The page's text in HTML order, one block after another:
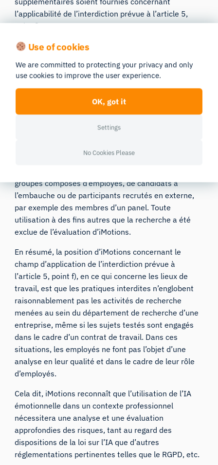
l’applicabilité de l’interdiction prévue à l’article 5,
point f).
Interdiction sur le lieu de travail
iMotions a analysé et évalué la portée de
l’interdiction des systèmes de reconnaissance des
émotions dans le milieu professionnel, dans la
mesure où ses clients issus du monde de l’entreprise
et du milieu universitaire pourraient être concernés.
Étant donné que les produits d’iMotions sont
groupes composés d’employés, de candidats à
l’embauche ou de participants recrutés en externe,
par exemple des membres d’un panel. Toute
utilisation à des fins autres que la recherche a été
exclue de l’évaluation d’iMotions.
En résumé, la position d’iMotions concernant le
champ d’application de l’interdiction prévue à
l’article 5, point f), en ce qui concerne les lieux de
travail, est que les pratiques interdites n’englobent
raisonnablement pas les activités de recherche
menées au sein du département de recherche d’une
entreprise, même si les sujets testés sont engagés
dans le cadre d’un contrat de travail. Dans ces
situations, les employés ne font pas l’objet d’une
analyse en leur qualité et dans le cadre de leur rôle
d’employés.
Cela dit, iMotions reconnaît que l’utilisation de l’IA
émotionnelle dans un contexte professionnel
nécessitera une analyse et une évaluation
approfondies des risques, tant au regard des
dispositions de la loi sur l’IA que d’autres
réglementations pertinentes telles que le RGPD, etc.
Use of cookies
We are committed to protecting your privacy and only
use cookies to improve the user experience.
OK, got it
Settings
No Cookies Please